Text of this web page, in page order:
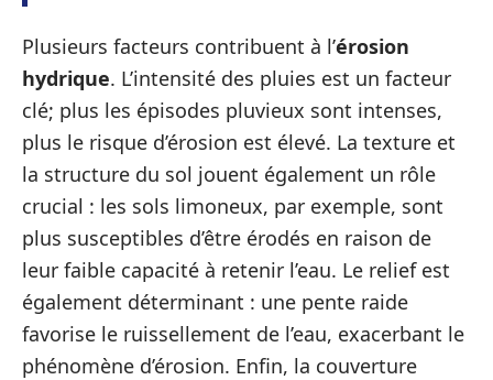
Plusieurs facteurs contribuent à l’érosion
hydrique. L’intensité des pluies est un facteur
clé; plus les épisodes pluvieux sont intenses,
plus le risque d’érosion est élevé. La texture et
la structure du sol jouent également un rôle
crucial : les sols limoneux, par exemple, sont
plus susceptibles d’être érodés en raison de
leur faible capacité à retenir l’eau. Le relief est
également déterminant : une pente raide
favorise le ruissellement de l’eau, exacerbant le
phénomène d’érosion. Enfin, la couverture